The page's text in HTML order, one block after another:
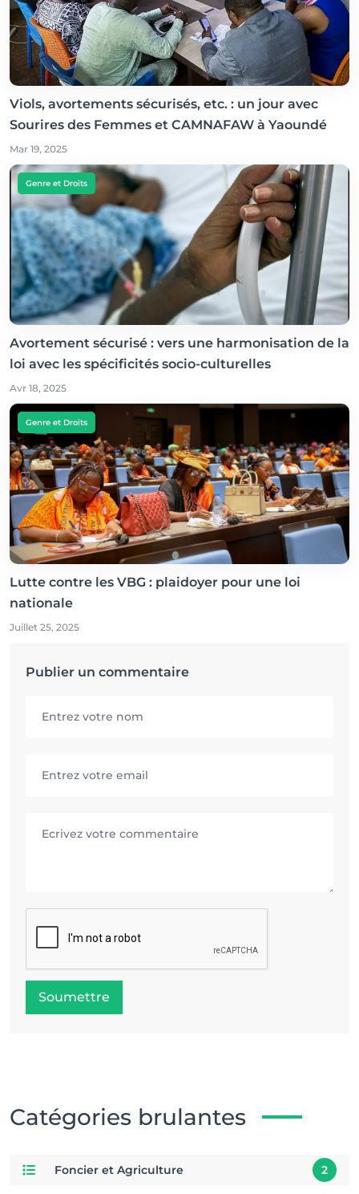
Viols, avortements sécurisés, etc. : un jour avec
Sourires des Femmes et CAMNAFAW à Yaoundé
Mar 19, 2025
Genre et Droits
Avortement sécurisé : vers une harmonisation de la
loi avec les spécificités socio-culturelles
Avr 18, 2025
Genre et Droits
Lutte contre les VBG : plaidoyer pour une loi
nationale
Juillet 25, 2025
Publier un commentaire
Soumettre
Catégories brulantes
Foncier et Agriculture 2